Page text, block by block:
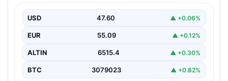
Mahallesi Ufuk Sokak'ta bulunan bir kafede çalışan…
USD 47.60 ▲ +0.06%
EUR 55.09 ▲ +0.12%
ALTIN 6515.4 ▲ +0.30%
BTC 3079023 ▲ +0.82%